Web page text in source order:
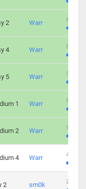
2 Warr 681
4 Warr 645
5 Warr 561
1 Warr 605
2 Warr 509
4 Warr 413
2 sm0k 247